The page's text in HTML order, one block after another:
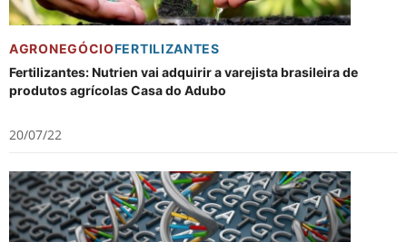
AGRONEGÓCIOFERTILIZANTES
Fertilizantes: Nutrien vai adquirir a varejista brasileira de
produtos agrícolas Casa do Adubo
20/07/22